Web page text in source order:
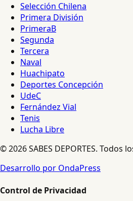
Selección Chilena
Primera División
PrimeraB
Segunda
Tercera
Naval
Huachipato
Deportes Concepción
UdeC
Fernández Vial
Tenis
Lucha Libre
© 2026 SABES DEPORTES. Todos
Desarrollo por OndaPress
Control de Privacidad